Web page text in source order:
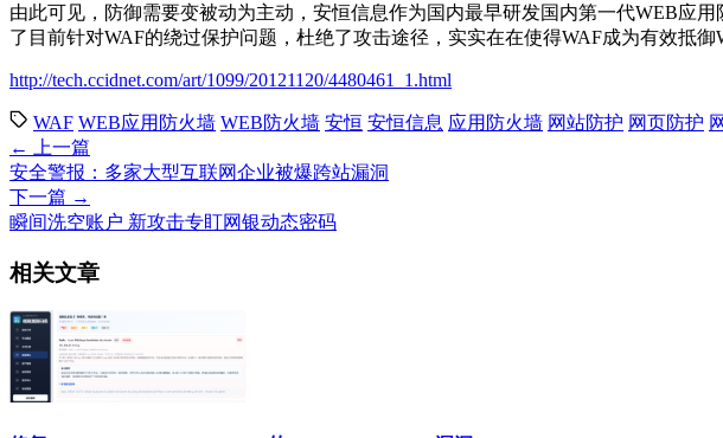
由此可见，防御需要变被动为主动，安恒信息作为国内最早研发国内第一代WEB应
了目前针对WAF的绕过保护问题，杜绝了攻击途径，实实在在使得WAF成为有效抵御
http://tech.ccidnet.com/art/1099/20121120/4480461_1.html
WAF WEB应用防火墙 WEB防火墙 安恒 安恒信息 应用防火墙 网站防护 网页防护
← 上一篇
安全警报：多家大型互联网企业被爆跨站漏洞
下一篇 →
瞬间洗空账户 新攻击专盯网银动态密码
相关文章